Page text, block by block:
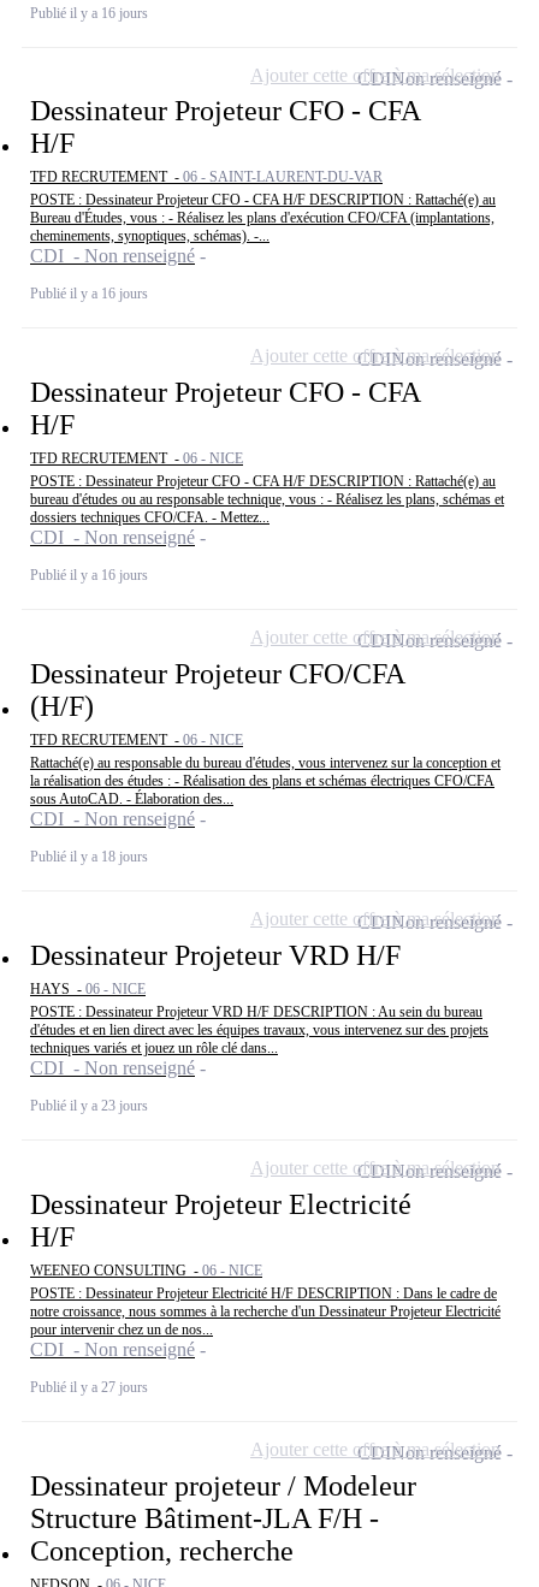
Publié il y a 16 jours
Dessinateur Projeteur CFO - CFA
H/F
TFD RECRUTEMENT - 06 - SAINT-LAURENT-DU-VAR
POSTE : Dessinateur Projeteur CFO - CFA H/F DESCRIPTION : Rattaché(e) au
Bureau d'Études, vous : - Réalisez les plans d'exécution CFO/CFA (implantations,
cheminements, synoptiques, schémas). -...
CDI - Non renseigné
Publié il y a 16 jours
CDINon renseigné
Ajouter cette offre à ma sélection
Dessinateur Projeteur CFO - CFA
H/F
TFD RECRUTEMENT - 06 - NICE
POSTE : Dessinateur Projeteur CFO - CFA H/F DESCRIPTION : Rattaché(e) au
bureau d'études ou au responsable technique, vous : - Réalisez les plans, schémas et
dossiers techniques CFO/CFA. - Mettez...
CDI - Non renseigné
Publié il y a 16 jours
CDINon renseigné
Ajouter cette offre à ma sélection
Dessinateur Projeteur CFO/CFA
(H/F)
TFD RECRUTEMENT - 06 - NICE
Rattaché(e) au responsable du bureau d'études, vous intervenez sur la conception et
la réalisation des études : - Réalisation des plans et schémas électriques CFO/CFA
sous AutoCAD. - Élaboration des...
CDI - Non renseigné
Publié il y a 18 jours
CDINon renseigné
Ajouter cette offre à ma sélection
Dessinateur Projeteur VRD H/F
HAYS - 06 - NICE
POSTE : Dessinateur Projeteur VRD H/F DESCRIPTION : Au sein du bureau
d'études et en lien direct avec les équipes travaux, vous intervenez sur des projets
techniques variés et jouez un rôle clé dans...
CDI - Non renseigné
Publié il y a 23 jours
CDINon renseigné
Ajouter cette offre à ma sélection
Dessinateur Projeteur Electricité
H/F
WEENEO CONSULTING - 06 - NICE
POSTE : Dessinateur Projeteur Electricité H/F DESCRIPTION : Dans le cadre de
notre croissance, nous sommes à la recherche d'un Dessinateur Projeteur Electricité
pour intervenir chez un de nos...
CDI - Non renseigné
Publié il y a 27 jours
CDINon renseigné
Ajouter cette offre à ma sélection
Dessinateur projeteur / Modeleur
Structure Bâtiment-JLA F/H -
Conception, recherche
CDINon renseigné
Ajouter cette offre à ma sélection